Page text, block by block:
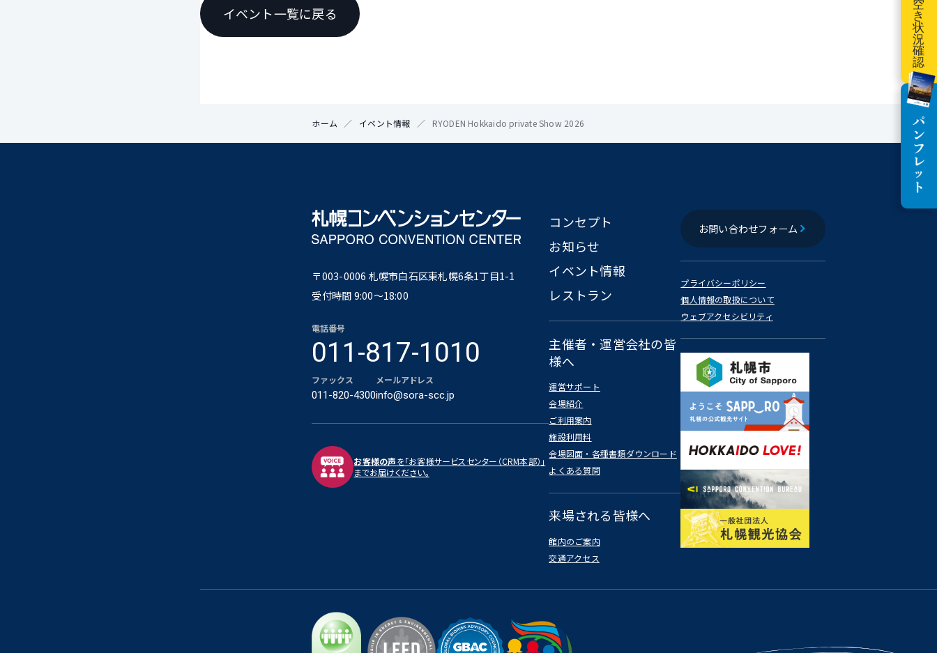
イベント一覧に戻る
ホーム イベント情報 RYODEN Hokkaido private Show 2026
〒003-0006 札幌市⽩⽯区東札幌6条1丁⽬1-1
受付時間 9:00〜18:00
電話番号
011-817-1010
ファックス
011-820-4300
メールアドレス
info@sora-scc.jp
お客様の声を「お客様サービスセンター（CRM本部）」
までお届けください。
コンセプト
お知らせ
イベント情報
レストラン
主催者・運営会社の皆
様へ
運営サポート
会場紹介
ご利用案内
施設利用料
会場図面・各種書類ダウンロード
よくある質問
来場される皆様へ
館内のご案内
交通アクセス
お問い合わせフォーム
プライバシーポリシー
個人情報の取扱について
ウェブアクセシビリティ